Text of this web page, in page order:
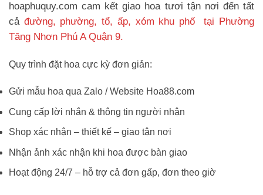
hoaphuquy.com cam kết giao hoa tươi tận nơi đến tất
cả đường, phường, tổ, ấp, xóm khu phố tại Phường
Tăng Nhơn Phú A Quận 9.
Quy trình đặt hoa cực kỳ đơn giản:
Gửi mẫu hoa qua Zalo / Website Hoa88.com
Cung cấp lời nhắn & thông tin người nhận
Shop xác nhận – thiết kế – giao tận nơi
Nhận ảnh xác nhận khi hoa được bàn giao
Hoạt động 24/7 – hỗ trợ cả đơn gấp, đơn theo giờ